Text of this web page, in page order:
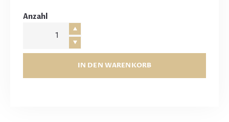
Anzahl
IN DEN WARENKORB